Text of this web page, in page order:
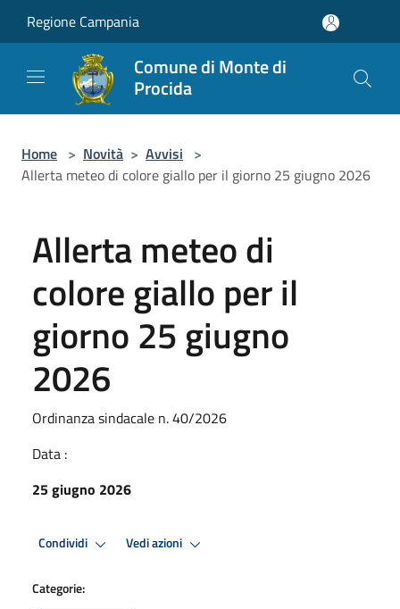
Regione Campania
Comune di Monte di
Procida
Home > Novità > Avvisi >
Allerta meteo di colore giallo per il giorno 25 giugno 2026
Allerta meteo di
colore giallo per il
giorno 25 giugno
2026
Ordinanza sindacale n. 40/2026
Data :
25 giugno 2026
Condividi Vedi azioni
Categorie: